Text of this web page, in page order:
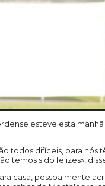
esteve esta
todos difíceis, para
temos sido felizes»,
casa, pessoalmente